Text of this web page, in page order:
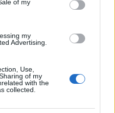
of my
my
Advertising.
Use,
of my
with the
collected.
solo se non c’è
per una
per uscire
rifiuti, in consiglio
d’Italia sono contrarie,
opera di sviluppo. E